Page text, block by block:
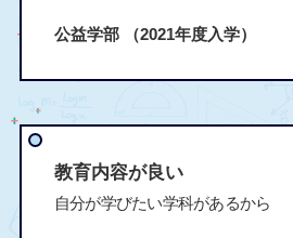
公益学部 （2021年度入学）
教育内容が良い
自分が学びたい学科があるから